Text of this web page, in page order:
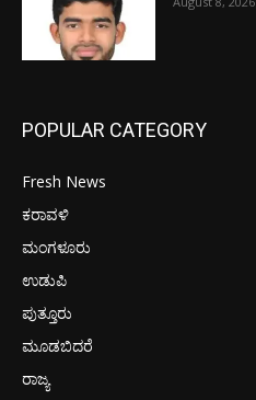
POPULAR CATEGORY
Fresh News
ಕರಾವಳಿ
ಮಂಗಳೂರು
ಉಡುಪಿ
ಪುತ್ತೂರು
ಮೂಡಬಿದರೆ
ರಾಜ್ಯ